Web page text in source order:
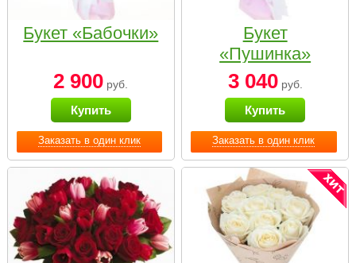
Заказать в один клик
Букет «Бабочки»
2 900 руб.
Купить
Заказать в один клик
Букет
«Пушинка»
3 040руб.
Купить